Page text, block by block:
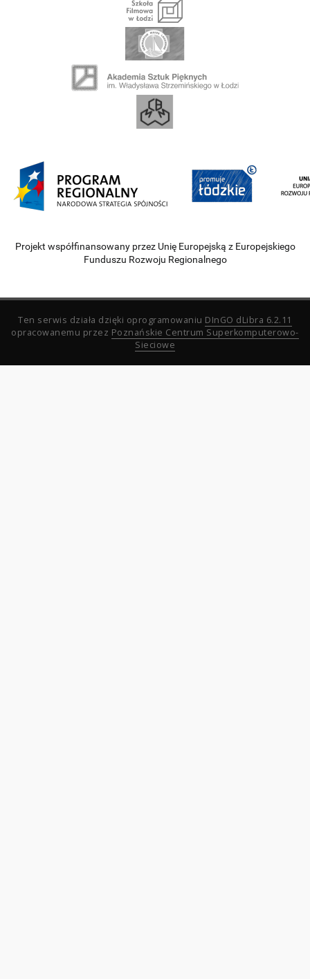
Projekt współfinansowany przez Unię Europejską z Europejskiego
Funduszu Rozwoju Regionalnego
Ten serwis działa dzięki oprogramowaniu DInGO dLibra 6.2.11
opracowanemu przez Poznańskie Centrum Superkomputerowo-
Sieciowe